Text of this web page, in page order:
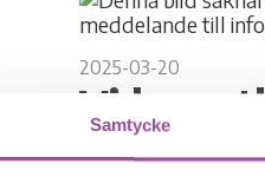
Samtycke
2025-03-20
Vi har
omsorg,